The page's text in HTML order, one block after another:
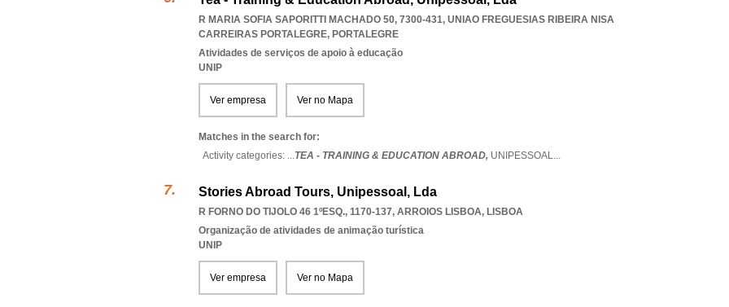
R MARIA SOFIA SAPORITTI MACHADO 50, 7300-431, UNIAO FREGUESIAS RIBEIRA NISA
CARREIRAS PORTALEGRE, PORTALEGRE
Atividades de serviços de apoio à educação
UNIP
Ver empresa Ver no Mapa
Matches in the search for:
Activity categories: ...TEA - TRAINING & EDUCATION ABROAD, UNIPESSOAL...
Stories Abroad Tours, Unipessoal, Lda
R FORNO DO TIJOLO 46 1ºESQ., 1170-137, ARROIOS LISBOA, LISBOA
Organização de atividades de animação turística
UNIP
Ver empresa Ver no Mapa